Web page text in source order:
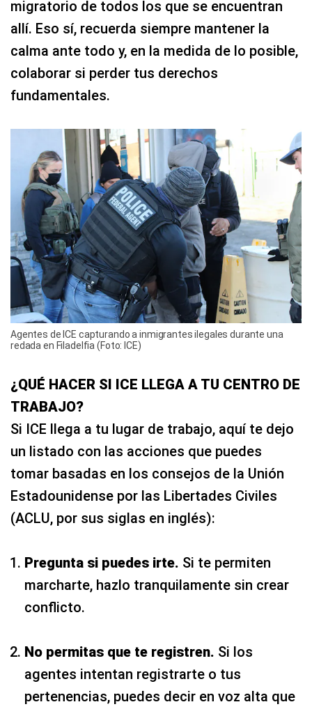
migratorio de todos los que se encuentran
allí. Eso sí, recuerda siempre mantener la
calma ante todo y, en la medida de lo posible,
colaborar si perder tus derechos
fundamentales.
Agentes de ICE capturando a inmigrantes ilegales durante una
redada en Filadelfia (Foto: ICE)
¿QUÉ HACER SI ICE LLEGA A TU CENTRO DE
TRABAJO?
Si ICE llega a tu lugar de trabajo, aquí te dejo
un listado con las acciones que puedes
tomar basadas en los consejos de la Unión
Estadounidense por las Libertades Civiles
(ACLU, por sus siglas en inglés):
Pregunta si puedes irte. Si te permiten
marcharte, hazlo tranquilamente sin crear
conflicto.
No permitas que te registren. Si los
agentes intentan registrarte o tus
pertenencias, puedes decir en voz alta que